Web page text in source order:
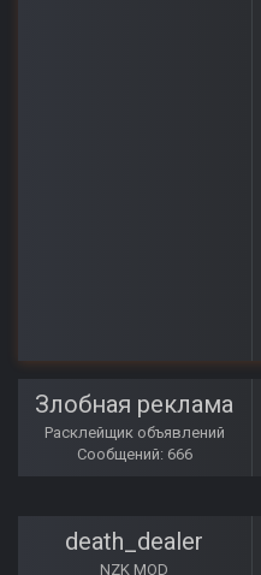
Злобная реклама
Расклейщик объявлений
Сообщений: 666
death_dealer
NZK MOD